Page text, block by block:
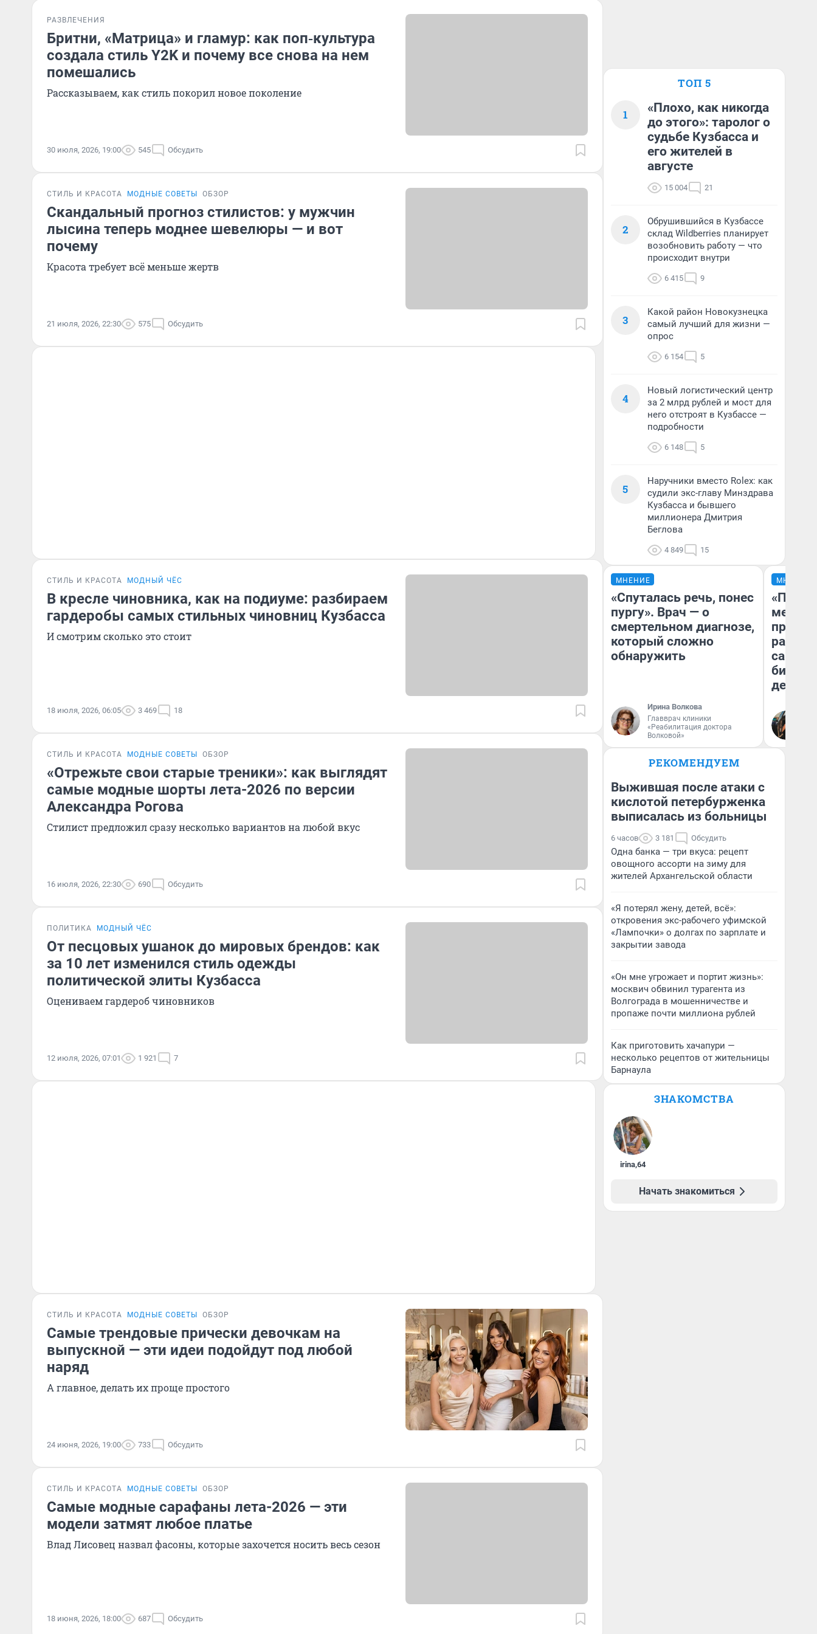
РАЗВЛЕЧЕНИЯ
Бритни, «Матрица» и гламур: как поп‑культура
создала стиль Y2K и почему все снова на нем
помешались
Рассказываем, как стиль покорил новое поколение
30 июля, 2026, 19:00 545 Обсудить
СТИЛЬ И КРАСОТА МОДНЫЕ СОВЕТЫ ОБЗОР
Скандальный прогноз стилистов: у мужчин
лысина теперь моднее шевелюры — и вот
почему
Красота требует всё меньше жертв
21 июля, 2026, 22:30 575 Обсудить
СТИЛЬ И КРАСОТА МОДНЫЙ ЧЁС
В кресле чиновника, как на подиуме: разбираем
гардеробы самых стильных чиновниц Кузбасса
И смотрим сколько это стоит
18 июля, 2026, 06:05 3 469 18
СТИЛЬ И КРАСОТА МОДНЫЕ СОВЕТЫ ОБЗОР
«Отрежьте свои старые треники»: как выглядят
самые модные шорты лета-2026 по версии
Александра Рогова
Стилист предложил сразу несколько вариантов на любой вкус
16 июля, 2026, 22:30 690 Обсудить
ПОЛИТИКА МОДНЫЙ ЧЁС
От песцовых ушанок до мировых брендов: как
за 10 лет изменился стиль одежды
политической элиты Кузбасса
Оцениваем гардероб чиновников
12 июля, 2026, 07:01 1 921 7
СТИЛЬ И КРАСОТА МОДНЫЕ СОВЕТЫ ОБЗОР
Самые трендовые прически девочкам на
выпускной — эти идеи подойдут под любой
наряд
А главное, делать их проще простого
24 июня, 2026, 19:00 733 Обсудить
СТИЛЬ И КРАСОТА МОДНЫЕ СОВЕТЫ ОБЗОР
Самые модные сарафаны лета-2026 — эти
модели затмят любое платье
Влад Лисовец назвал фасоны, которые захочется носить весь сезон
18 июня, 2026, 18:00 687 Обсудить
ТОП 5
1
«Плохо, как никогда
до этого»: таролог о
судьбе Кузбасса и
его жителей в
августе
15 004 21
2
Обрушившийся в Кузбассе
склад Wildberries планирует
возобновить работу — что
происходит внутри
6 415 9
3
Какой район Новокузнецка
самый лучший для жизни —
опрос
6 154 5
4
Новый логистический центр
за 2 млрд рублей и мост для
него отстроят в Кузбассе —
подробности
6 148 5
5
Наручники вместо Rolex: как
судили экс-главу Минздрава
Кузбасса и бывшего
миллионера Дмитрия
Беглова
4 849 15
МНЕНИЕ
«Спуталась речь, понес
пургу». Врач — о
смертельном диагнозе,
который сложно
обнаружить
Ирина Волкова
Главврач клиники
«Реабилитация доктора
Волковой»
МНЕНИЕ
самом
РЕКОМЕНДУЕМ
Выжившая после атаки с
кислотой петербурженка
выписалась из больницы
6 часов 3 181 Обсудить
Одна банка — три вкуса: рецепт
овощного ассорти на зиму для
жителей Архангельской области
«Я потерял жену, детей, всё»:
откровения экс-рабочего уфимской
«Лампочки» о долгах по зарплате и
закрытии завода
«Он мне угрожает и портит жизнь»:
москвич обвинил турагента из
Волгограда в мошенничестве и
пропаже почти миллиона рублей
Как приготовить хачапури —
несколько рецептов от жительницы
Барнаула
ЗНАКОМСТВА
irina,64
Начать знакомиться